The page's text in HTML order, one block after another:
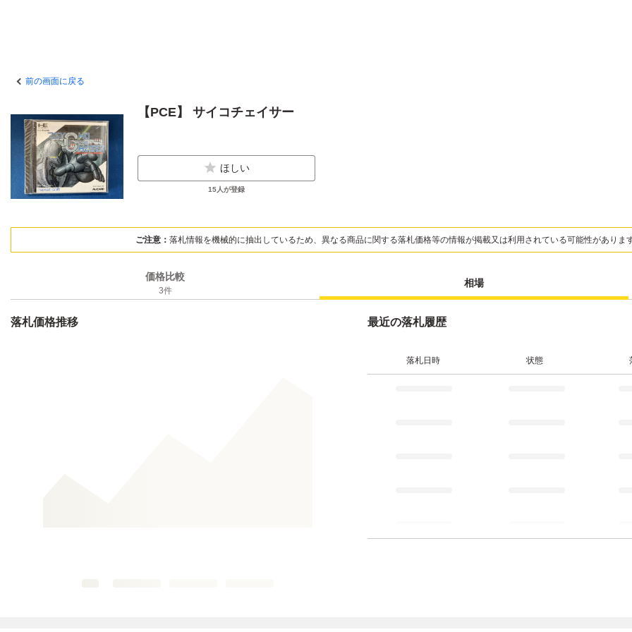
前の画面に戻る
【PCE】 サイコチェイサー
ほしい
15人が登録
ご注意： 落札情報を機械的に抽出しているため、異なる商品に関する落札価格等の情報が掲載又は利用されている可能性がありま
価格比較
3件
相場
落札価格推移 最近の落札履歴
落札日時 状態